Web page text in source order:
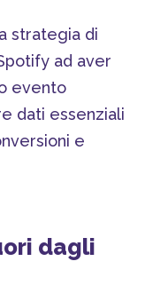
strategia di
ad aver
evento
dati essenziali
e
dagli